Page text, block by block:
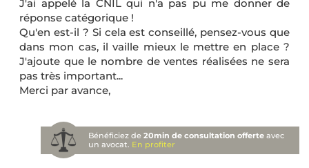
J'ai appelé la CNIL qui n'a pas pu me donner de
réponse catégorique !
Qu'en est-il ? Si cela est conseillé, pensez-vous que
dans mon cas, il vaille mieux le mettre en place ?
J'ajoute que le nombre de ventes réalisées ne sera
pas très important...
Merci par avance,
Bénéficiez de20min de consultation offerte avec
un avocat. En profiter